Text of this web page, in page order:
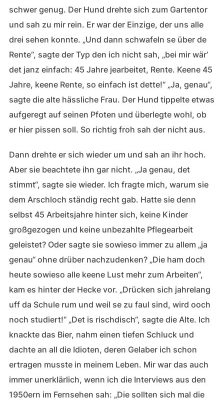
schwer genug. Der Hund drehte sich zum Gartentor
und sah zu mir rein. Er war der Einzige, der uns alle
drei sehen konnte. „Und dann schwafeln se über de
Rente“, sagte der Typ den ich nicht sah, „bei mir wär‘
det janz einfach: 45 Jahre jearbeitet, Rente. Keene 45
Jahre, keene Rente, so einfach ist dette!“ „Ja, genau“,
sagte die alte hässliche Frau. Der Hund tippelte etwas
aufgeregt auf seinen Pfoten und überlegte wohl, ob
er hier pissen soll. So richtig froh sah der nicht aus.
Dann drehte er sich wieder um und sah an ihr hoch.
Aber sie beachtete ihn gar nicht. „Ja genau, det
stimmt“, sagte sie wieder. Ich fragte mich, warum sie
dem Arschloch ständig recht gab. Hatte sie denn
selbst 45 Arbeitsjahre hinter sich, keine Kinder
großgezogen und keine unbezahlte Pflegearbeit
geleistet? Oder sagte sie sowieso immer zu allem „ja
genau“ ohne drüber nachzudenken? „Die ham doch
heute sowieso alle keene Lust mehr zum Arbeiten“,
kam es hinter der Hecke vor. „Drücken sich jahrelang
uff da Schule rum und weil se zu faul sind, wird ooch
noch studiert!“ „Det is rischdisch“, sagte die Alte. Ich
knackte das Bier, nahm einen tiefen Schluck und
dachte an all die Idioten, deren Gelaber ich schon
ertragen musste in meinem Leben. Mir war das auch
immer unerklärlich, wenn ich die Interviews aus den
1950ern im Fernsehen sah: „Die sollten sich mal die